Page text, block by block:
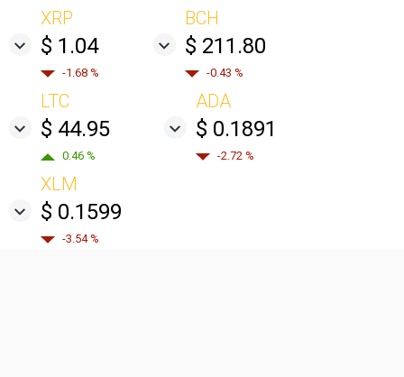
XRP
$ 1.04
-1.68 %
BCH
$ 211.80
-0.43 %
LTC
$ 44.95
0.46 %
ADA
$ 0.1891
-2.72 %
XLM
$ 0.1599
-3.54 %